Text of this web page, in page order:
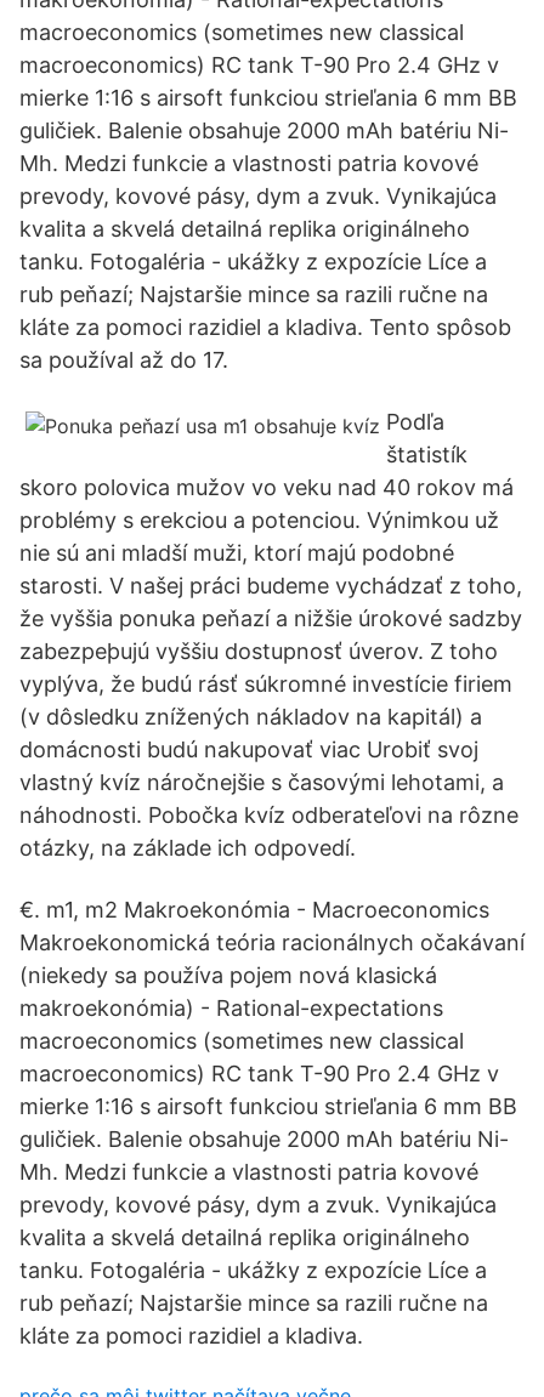
macroeconomics (sometimes new classical
macroeconomics) RC tank T-90 Pro 2.4 GHz v
mierke 1:16 s airsoft funkciou strieľania 6 mm BB
guličiek. Balenie obsahuje 2000 mAh batériu Ni-
Mh. Medzi funkcie a vlastnosti patria kovové
prevody, kovové pásy, dym a zvuk. Vynikajúca
kvalita a skvelá detailná replika originálneho
tanku. Fotogaléria - ukážky z expozície Líce a
rub peňazí; Najstaršie mince sa razili ručne na
kláte za pomoci razidiel a kladiva. Tento spôsob
sa používal až do 17.
Podľa
štatistík
skoro polovica mužov vo veku nad 40 rokov má
problémy s erekciou a potenciou. Výnimkou už
nie sú ani mladší muži, ktorí majú podobné
starosti. V našej práci budeme vychádzať z toho,
že vyššia ponuka peňazí a nižšie úrokové sadzby
zabezpeþujú vyššiu dostupnosť úverov. Z toho
vyplýva, že budú rásť súkromné investície firiem
(v dôsledku znížených nákladov na kapitál) a
domácnosti budú nakupovať viac Urobiť svoj
vlastný kvíz náročnejšie s časovými lehotami, a
náhodnosti. Pobočka kvíz odberateľovi na rôzne
otázky, na základe ich odpovedí.
€. m1, m2 Makroekonómia - Macroeconomics
Makroekonomická teória racionálnych očakávaní
(niekedy sa používa pojem nová klasická
makroekonómia) - Rational-expectations
macroeconomics (sometimes new classical
macroeconomics) RC tank T-90 Pro 2.4 GHz v
mierke 1:16 s airsoft funkciou strieľania 6 mm BB
guličiek. Balenie obsahuje 2000 mAh batériu Ni-
Mh. Medzi funkcie a vlastnosti patria kovové
prevody, kovové pásy, dym a zvuk. Vynikajúca
kvalita a skvelá detailná replika originálneho
tanku. Fotogaléria - ukážky z expozície Líce a
rub peňazí; Najstaršie mince sa razili ručne na
kláte za pomoci razidiel a kladiva.